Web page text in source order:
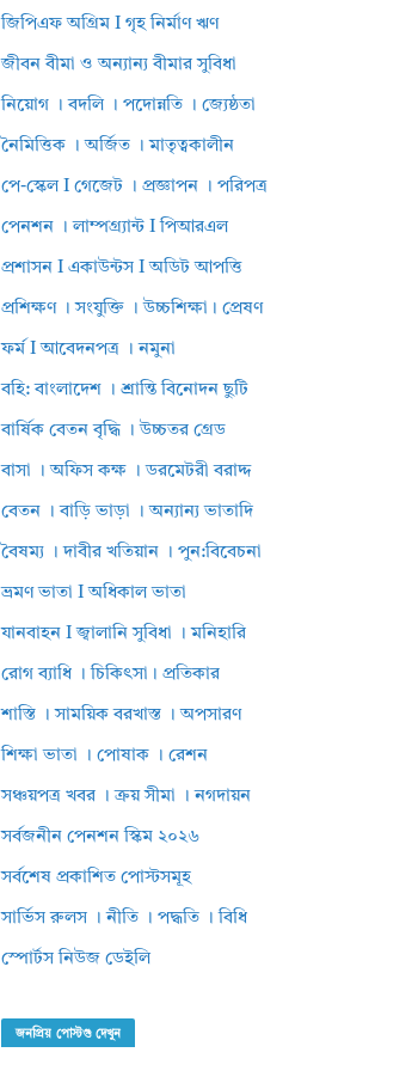
জিপিএফ অগ্রিম I গৃহ নির্মাণ ঋণ
জীবন বীমা ও অন্যান্য বীমার সুবিধা
নিয়োগ । বদলি । পদোন্নতি । জ্যেষ্ঠতা
নৈমিত্তিক । অর্জিত । মাতৃত্বকালীন
পে-স্কেল I গেজেট । প্রজ্ঞাপন । পরিপত্র
পেনশন । লাম্পগ্র্যান্ট I পিআরএল
প্রশাসন I একাউন্টস I অডিট আপত্তি
প্রশিক্ষণ । সংযুক্তি । উচ্চশিক্ষা। প্রেষণ
ফর্ম I আবেদনপত্র । নমুনা
বহি: বাংলাদেশ । শ্রান্তি বিনোদন ছুটি
বার্ষিক বেতন বৃদ্ধি । উচ্চতর গ্রেড
বাসা । অফিস কক্ষ । ডরমেটরী বরাদ্দ
বেতন । বাড়ি ভাড়া । অন্যান্য ভাতাদি
বৈষম্য । দাবীর খতিয়ান । পুন:বিবেচনা
ভ্রমণ ভাতা I অধিকাল ভাতা
যানবাহন I জ্বালানি সুবিধা । মনিহারি
রোগ ব্যাধি । চিকিৎসা। প্রতিকার
শাস্তি । সাময়িক বরখাস্ত । অপসারণ
শিক্ষা ভাতা । পোষাক । রেশন
সঞ্চয়পত্র খবর । ক্রয় সীমা । নগদায়ন
সর্বজনীন পেনশন স্কিম ২০২৬
সর্বশেষ প্রকাশিত পোস্টসমূহ
সার্ভিস রুলস । নীতি । পদ্ধতি । বিধি
স্পোর্টস নিউজ ডেইলি
জনপ্রিয় পোস্টগু দেখুন